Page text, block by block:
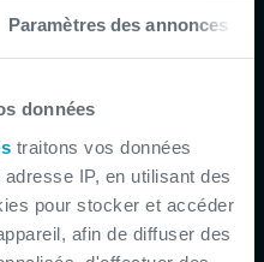
Paramètres des annonces
données
traitons vos données
IP, en utilisant des
pour stocker et accéder
afin de diffuser des
Support